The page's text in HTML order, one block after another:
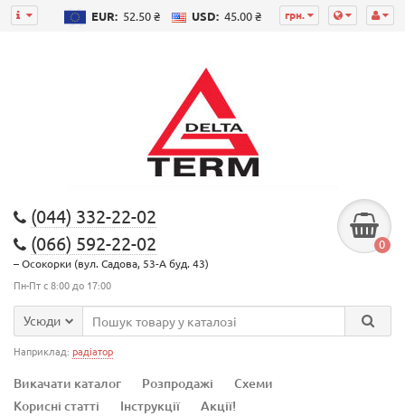
грн.
EUR: 52.50 ₴ USD: 45.00 ₴
(044) 332-22-02
(066) 592-22-02
– Осокорки (вул. Садова, 53-А буд. 43)
Пн-Пт с 8:00 до 17:00
0
Усюди
Наприклад: радіатор
Викачати каталог Розпродажі
Схеми
Корисні статті
Інструкції Акції!